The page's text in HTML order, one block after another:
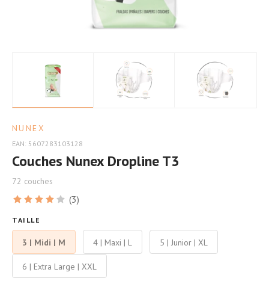
NUNEX
EAN: 5607283103128
Couches Nunex Dropline T3
72 couches
(3)
TAILLE
3 | Midi | M 4 | Maxi | L 5 | Junior | XL
6 | Extra Large | XXL
longtemps.